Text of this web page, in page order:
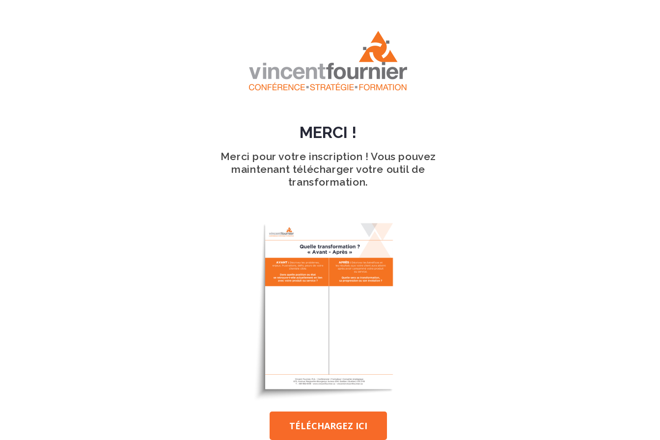
MERCI !
Merci pour votre inscription ! Vous pouvez
maintenant télécharger votre outil de
transformation.
TÉLÉCHARGEZ ICI